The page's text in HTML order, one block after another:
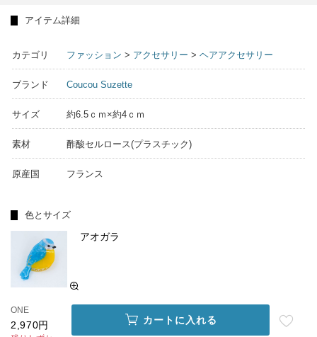
アイテム詳細
カテゴリ ファッション > アクセサリー > ヘアアクセサリー
ブランド Coucou Suzette
サイズ 約6.5ｃｍ×約4ｃｍ
素材 酢酸セルロース(プラスチック)
原産国 フランス
色とサイズ
アオガラ
ONE
2,970円 カートに入れる